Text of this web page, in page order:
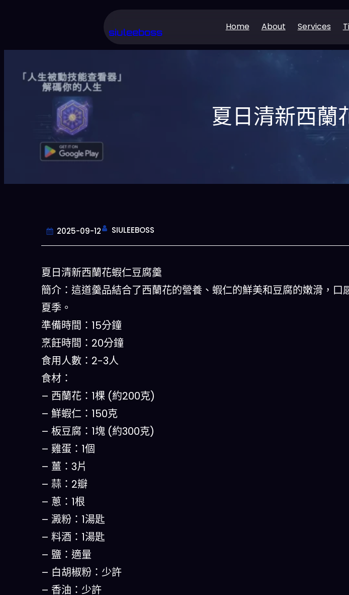
主
siuleeboss Home About Services
夏日清新西蘭
2025-09-12 SIULEEBOSS
夏日清新西蘭花蝦仁豆腐羹
簡介：這道羹品結合了西蘭花的營養、蝦仁的鮮美和豆腐的嫩滑，口
夏季。
準備時間：15分鐘
烹飪時間：20分鐘
食用人數：2-3人
食材：
– 西蘭花：1棵 (約200克)
– 鮮蝦仁：150克
– 板豆腐：1塊 (約300克)
– 雞蛋：1個
– 薑：3片
– 蒜：2瓣
– 蔥：1根
– 澱粉：1湯匙
– 料酒：1湯匙
– 鹽：適量
– 白胡椒粉：少許
– 香油：少許
一鍵配搭出三餸一湯的完美晚餐組合,以後免除晚餐吃
結合全球
星、印度